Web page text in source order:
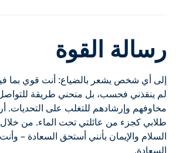
رسالة القوة
إلى أي شخص يشعر بالضياع: أنت قوي بما
لم ينقذني فحسب، بل منحني طريقة
مخاوفهم وإرشادهم للتغلب على
طلابي كجزء من عائلتي تحت الماء. من
السلام والإيمان بأنني أستحق السعادة –
السعادة.